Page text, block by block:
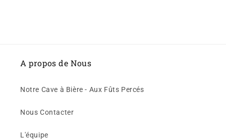
A propos de Nous
Notre Cave à Bière - Aux Fûts Percés
Nous Contacter
L'équipe